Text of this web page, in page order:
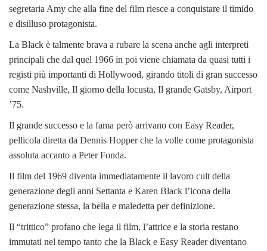
segretaria Amy che alla fine del film riesce a conquistare il timido
e disilluso protagonista.
La Black è talmente brava a rubare la scena anche agli interpreti
principali che dal quel 1966 in poi viene chiamata da quasi tutti i
registi più importanti di Hollywood, girando titoli di gran successo
come Nashville, Il giorno della locusta, Il grande Gatsby, Airport
’75.
Il grande successo e la fama però arrivano con Easy Reader,
pellicola diretta da Dennis Hopper che la volle come protagonista
assoluta accanto a Peter Fonda.
Il film del 1969 diventa immediatamente il lavoro cult della
generazione degli anni Settanta e Karen Black l’icona della
generazione stessa, la bella e maledetta per definizione.
Il “trittico” profano che lega il film, l’attrice e la storia restano
immutati nel tempo tanto che la Black e Easy Reader diventano